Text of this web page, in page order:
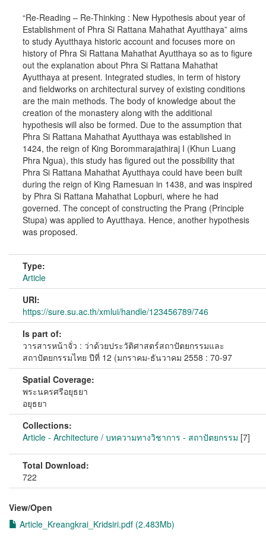
“Re-Reading – Re-Thinking : New Hypothesis about year of
Establishment of Phra Si Rattana Mahathat Ayutthaya” aims
to study Ayutthaya historic account and focuses more on
history of Phra Si Rattana Mahathat Ayutthaya so as to figure
out the explanation about Phra Si Rattana Mahathat
Ayutthaya at present. Integrated studies, in term of history
and fieldworks on architectural survey of existing conditions
are the main methods. The body of knowledge about the
creation of the monastery along with the additional
hypothesis will also be formed. Due to the assumption that
Phra Si Rattana Mahathat Ayutthaya was established in
1424, the reign of King Borommarajathiraj I (Khun Luang
Phra Ngua), this study has figured out the possibility that
Phra Si Rattana Mahathat Ayutthaya could have been built
during the reign of King Ramesuan in 1438, and was inspired
by Phra Si Rattana Mahathat Lopburi, where he had
governed. The concept of constructing the Prang (Principle
Stupa) was applied to Ayutthaya. Hence, another hypothesis
was proposed.
Type:
Article
URI:
https://sure.su.ac.th/xmlui/handle/123456789/746
Is part of:
วารสารหน้าจั่ว : ว่าด้วยประวัติศาสตร์สถาปัตยกรรมและ
สถาปัตยกรรมไทย ปีที่ 12 (มกราคม-ธันวาคม 2558 : 70-97
Spatial Coverage:
พระนครศรีอยุธยา
อยุธยา
Collections:
Article - Architecture / บทความทางวิชาการ - สถาปัตยกรรม [7]
Total Download:
722
View/Open
Article_Kreangkrai_Kridsiri.pdf (2.483Mb)